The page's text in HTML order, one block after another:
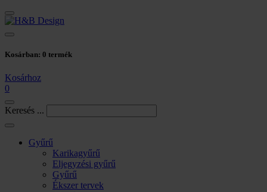
Kosárban: 0 termék
Kosárhoz
0
Keresés ...
Gyűrű
Karikagyűrű
Eljegyzési gyűrű
Gyűrű
Ékszer tervek